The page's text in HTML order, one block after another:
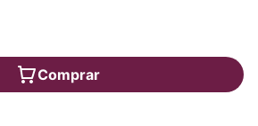
Comprar